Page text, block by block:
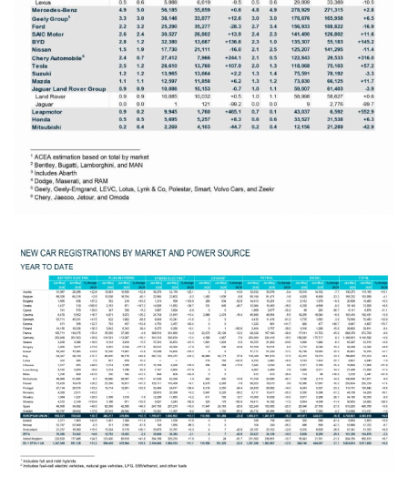
Kinh tế
Bất động sản
Khởi nghiệp
Thị trường
Giá vàng
Tiêu dùng
Tỷ giá